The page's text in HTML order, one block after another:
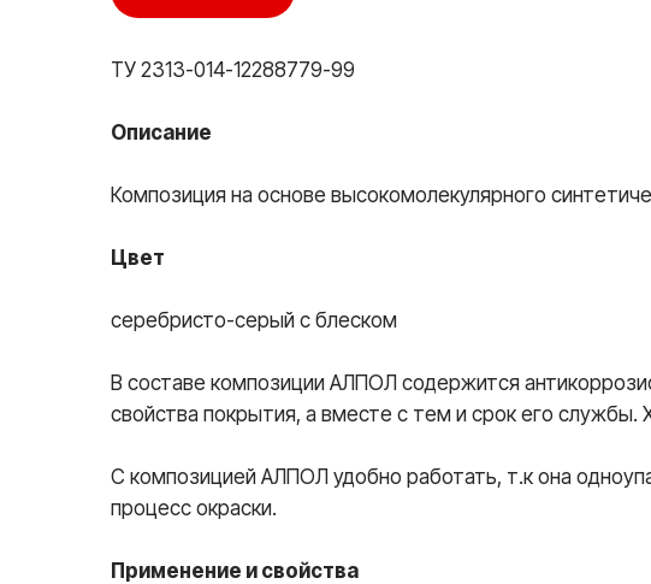
ТУ 2313-014-12288779-99
Описание
Композиция на основе высокомолекулярного
Цвет
серебристо-серый с блеском
В составе композиции АЛПОЛ содержится
свойства покрытия, а вместе с тем и срок его
С композицией АЛПОЛ удобно работать, т.к она
процесс окраски.
Применение и свойства